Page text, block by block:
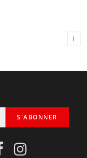
1
S'ABONNER